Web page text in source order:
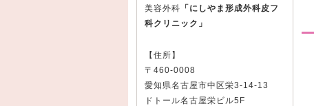
美容外科 「にしやま形成外科皮フ
科クリニック」
【住所】
〒460-0008
愛知県名古屋市中区栄3-14-13
ドトール名古屋栄ビル5F